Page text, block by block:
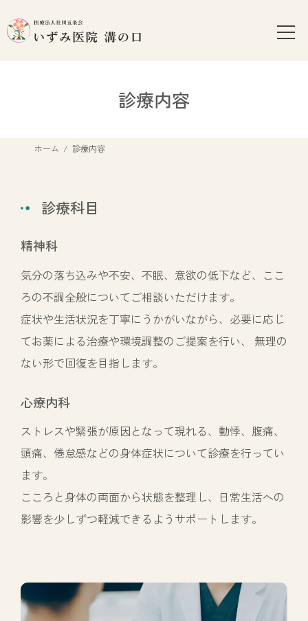
ン
テ
ビ
ゲ
診療内容
ホーム 診療内容
診療科目
精神科
気分の落ち込みや不安、不眠、意欲の低下など、ここ
ろの不調全般についてご相談いただけます。
症状や生活状況を丁寧にうかがいながら、必要に応じ
てお薬による治療や環境調整のご提案を行い、 無理の
ない形で回復を目指します。
心療内科
ストレスや緊張が原因となって現れる、動悸、腹痛、
頭痛、倦怠感などの身体症状について診療を行ってい
ます。
こころと身体の両面から状態を整理し、日常生活への
影響を少しずつ軽減できるようサポートします。